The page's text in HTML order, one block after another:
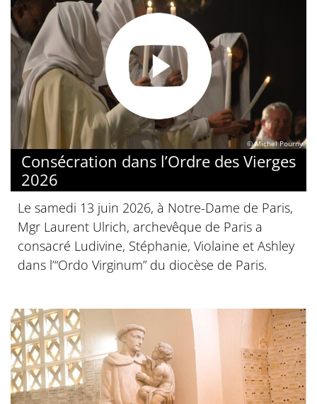
© Michel Pourny
Consécration dans l’Ordre des Vierges
2026
Le samedi 13 juin 2026, à Notre-Dame de Paris,
Mgr Laurent Ulrich, archevêque de Paris a
consacré Ludivine, Stéphanie, Violaine et Ashley
dans l’“Ordo Virginum” du diocèse de Paris.